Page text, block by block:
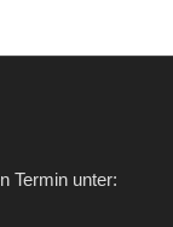
Termin unter: